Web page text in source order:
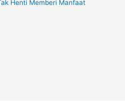
Henti Memberi Manfaat